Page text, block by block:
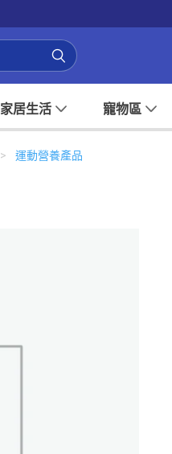
家居生活 寵物區
> 運動營養產品